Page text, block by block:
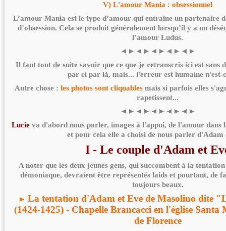
V) L'amour Mania : obsessionnel
L’amour Mania est le type d’amour qui entraîne un partenaire
d’obsession. Cela se produit généralement lorsqu’il y a un
l’amour Ludus.
◄►◄►◄►◄►◄►
Il faut tout de suite savoir que ce que je retranscris ici est sans
par ci par là, mais... l'erreur est humaine n'est-
Autre chose : les photos sont cliquables mais si parfois elles
rapetissent...
◄►◄►◄►◄►◄►
Lucie va d'abord nous parler, images à l'appui, de l'amour dans
et pour cela elle a choisi de nous parler d'Adam
I - Le couple d'Adam et
A noter que les deux jeunes gens, qui succombent à la
démoniaque, devraient être représentés laids et pourtant, de
toujours beaux.
►La tentation d'Adam et Eve de Masolino dite
(1424-1425) - Chapelle Brancacci en l'église
de Florence